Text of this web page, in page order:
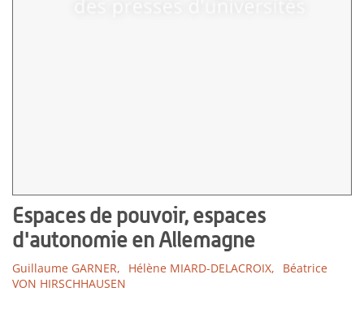
Espaces de pouvoir, espaces
d'autonomie en Allemagne
Guillaume GARNER, Hélène MIARD-DELACROIX,
Béatrice
VON HIRSCHHAUSEN